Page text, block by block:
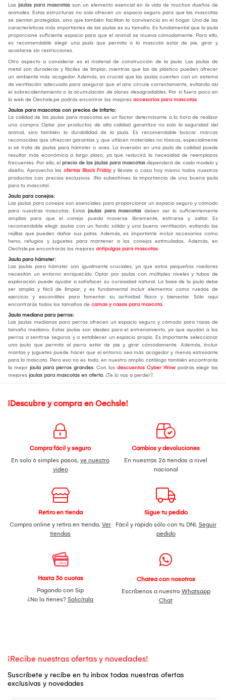
Las jaulas para mascotas son un elemento esencial en la vida de muchos dueños de
animales. Estas estructuras no solo ofrecen un espacio seguro para que las mascotas
se sientan protegidas, sino que también facilitan la convivencia en el hogar. Una de las
características más importantes de las jaulas es su tamaño. Es fundamental que la jaula
proporcione suficiente espacio para que el animal se mueva cómodamente. Para ello,
es recomendable elegir una jaula que permita a la mascota estar de pie, girar y
acostarse sin restricciones.
Otro aspecto a considerar es el material de construcción de la jaula. Las jaulas de
metal son duraderas y fáciles de limpiar, mientras que las de plástico pueden ofrecer
un ambiente más acogedor. Además, es crucial que las jaulas cuenten con un sistema
de ventilación adecuado para asegurar que el aire circule correctamente, evitando así
el sobrecalentamiento o la acumulación de olores desagradables. Por si fuera poco en
la web de Oechsle.pe podrás encontrar los mejores accesorios para mascotas.
Jaulas para mascotas con precios de infarto:
La calidad de las jaulas para mascotas es un factor determinante a la hora de realizar
una compra. Optar por productos de alta calidad garantiza no solo la seguridad del
animal, sino también la durabilidad de la jaula. Es recomendable buscar marcas
reconocidas que ofrezcan garantías y que utilicen materiales no tóxicos, especialmente
si se trata de jaulas para hámster o aves. La inversión en una jaula de calidad puede
resultar más económica a largo plazo, ya que reducirá la necesidad de reemplazos
frecuentes. Por ello, el precio de las jaulas para mascotas dependerá de cada modelo y
diseño. Aprovecha las ofertas Black Fridayy llévate a casa hoy mismo todos nuestros
productos con precios exclusivos. ¡No subestimes la importancia de una buena jaula
para tu mascota!.
Jaula para conejos:
Las jaulas para conejos son esenciales para proporcionar un espacio seguro y cómodo
para nuestras mascotas. Estas jaulas para mascotas deben ser lo suficientemente
amplias para que el conejo pueda moverse libremente, estirarse y saltar. Es
recomendable elegir jaulas con un fondo sólido y una buena ventilación, evitando las
rejillas que pueden dañar sus patas. Además, es importante incluir accesorios como
heno, refugios y juguetes para mantener a los conejos estimulados. Además, en
Oechsle.pe encontrarás los mejores antipulgas para mascotas.
Jaula para hámster:
Las jaulas para hámster son igualmente cruciales, ya que estos pequeños roedores
necesitan un entorno enriquecido. Optar por jaulas con múltiples niveles y tubos de
exploración puede ayudar a satisfacer su curiosidad natural. La base de la jaula debe
ser amplia y fácil de limpiar, y es fundamental incluir elementos como ruedas de
ejercicio y escondites para fomentar su actividad física y bienestar. Sólo aquí
encontrarás todos los tamaños de camas y casas para mascota.
Jaula mediana para perros:
Las jaulas medianas para perros ofrecen un espacio seguro y cómodo para razas de
tamaño mediano. Estas jaulas son ideales para el entrenamiento, ya que ayudan a los
perros a sentirse seguros y a establecer un espacio propio. Es importante seleccionar
una jaula que permita al perro estar de pie y girar cómodamente. Además, incluir
mantas y juguetes puede hacer que el entorno sea más acogedor y menos estresante
para la mascota. Pero eso no es todo, en nuestro amplio catálogo también encontrarás
la mejor jaula para perros grandes. Con los descuentos Cyber Wow podrás elegir las
mejores jaulas para mascotas en oferta. ¿Te lo vas a perder?.
¡Descubre y compra en Oechsle!
Compra fácil y seguro
En solo 6 simples pasos, ve nuestro
video
Cambios y devoluciones
En nuestras 26 tiendas a nivel
nacional
Retiro en tienda
Compra online y retira en tienda. Ver
tiendas
Sigue tu pedido
Fácil y rápido sólo con tu DNI. Seguir
pedido
Hasta 36 cuotas
Pagando con Sip
¿No la tienes? Solicítala
Chatea con nosotros
Escríbenos a nuestro Whatsapp
Chat
¡Recibe nuestras ofertas y novedades!
Suscríbete y recibe en tu inbox todas nuestras ofertas
exclusivas y novedades